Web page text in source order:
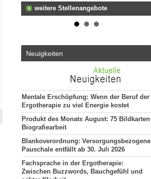
weitere Stellenangebote
Neuigkeiten
Mentale Erschöpfung: Wenn der Beruf der
Ergotherapie zu viel Energie kostet
Produkt des Monats August: 75 Bildkarten
Biografiearbeit
Blankoverordnung: Versorgungsbezogene
Pauschale entfällt ab 30. Juli 2026
Fachsprache in der Ergotherapie:
Zwischen Buzzwords, Bauchgefühl und